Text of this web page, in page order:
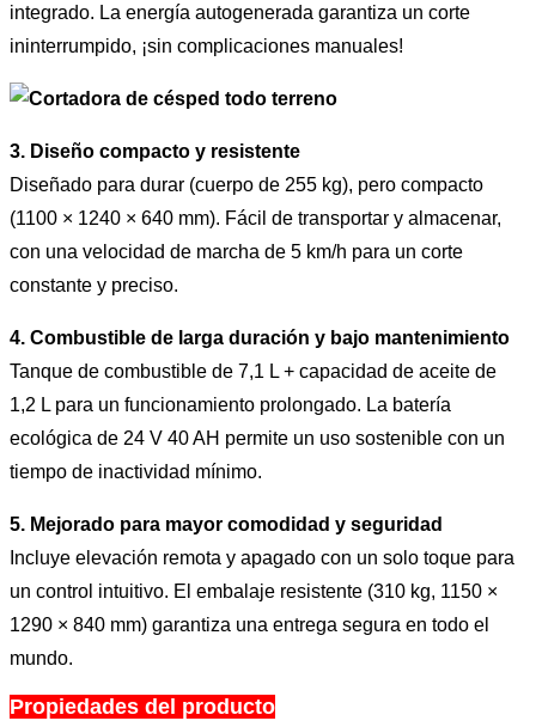
integrado. La energía autogenerada garantiza un corte
ininterrumpido, ¡sin complicaciones manuales!
3. Diseño compacto y resistente
Diseñado para durar (cuerpo de 255 kg), pero compacto
(1100 × 1240 × 640 mm). Fácil de transportar y almacenar,
con una velocidad de marcha de 5 km/h para un corte
constante y preciso.
4. Combustible de larga duración y bajo mantenimiento
Tanque de combustible de 7,1 L + capacidad de aceite de
1,2 L para un funcionamiento prolongado. La batería
ecológica de 24 V 40 AH permite un uso sostenible con un
tiempo de inactividad mínimo.
5. Mejorado para mayor comodidad y seguridad
Incluye elevación remota y apagado con un solo toque para
un control intuitivo. El embalaje resistente (310 kg, 1150 ×
1290 × 840 mm) garantiza una entrega segura en todo el
mundo.
Propiedades del producto